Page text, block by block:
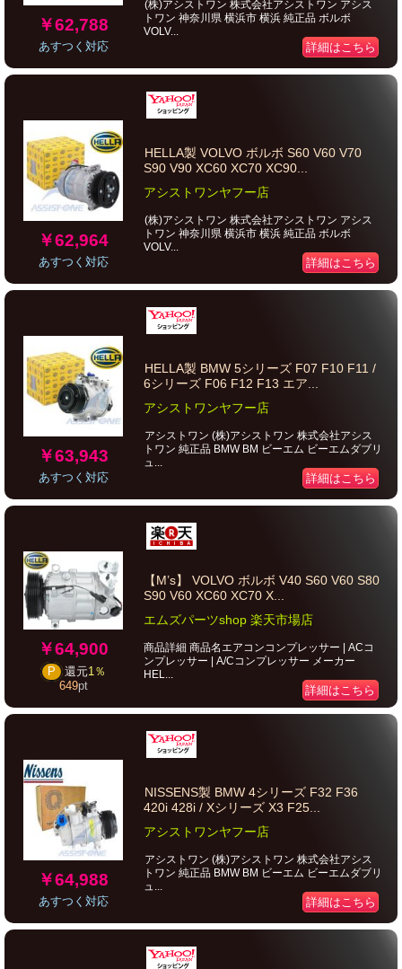
￥62,788
あすつく対応
(株)アシストワン 株式会社アシストワン アシス
トワン 神奈川県 横浜市 横浜 純正品 ボルボ
VOLV...
詳細はこちら
￥62,964
あすつく対応
HELLA製 VOLVO ボルボ S60 V60 V70
S90 V90 XC60 XC70 XC90...
アシストワンヤフー店
(株)アシストワン 株式会社アシストワン アシス
トワン 神奈川県 横浜市 横浜 純正品 ボルボ
VOLV...
詳細はこちら
￥63,943
あすつく対応
HELLA製 BMW 5シリーズ F07 F10 F11 /
6シリーズ F06 F12 F13 エア...
アシストワンヤフー店
アシストワン (株)アシストワン 株式会社アシス
トワン 純正品 BMW BM ビーエム ビーエムダブリ
ュ...
詳細はこちら
￥64,900
P 還元1％
649pt
【M’s】 VOLVO ボルボ V40 S60 V60 S80
S90 V60 XC60 XC70 X...
エムズパーツshop 楽天市場店
商品詳細 商品名エアコンコンプレッサー | ACコ
ンプレッサー | A/Cコンプレッサー メーカー
HEL...
詳細はこちら
￥64,988
あすつく対応
NISSENS製 BMW 4シリーズ F32 F36
420i 428i / Xシリーズ X3 F25...
アシストワンヤフー店
アシストワン (株)アシストワン 株式会社アシス
トワン 純正品 BMW BM ビーエム ビーエムダブリ
ュ...
詳細はこちら